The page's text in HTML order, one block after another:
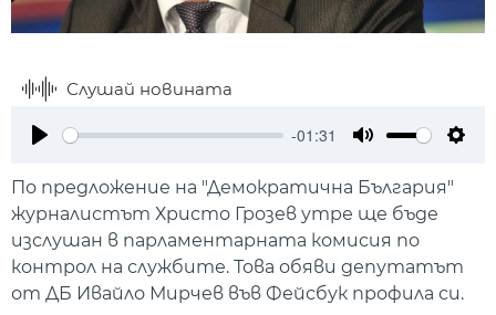
Слушай новината
-01:31
По предложение на "Демократична България"
журналистът Христо Грозев утре ще бъде
изслушан в парламентарната комисия по
контрол на службите. Това обяви депутатът
от ДБ Ивайло Мирчев във Фейсбук профила си.